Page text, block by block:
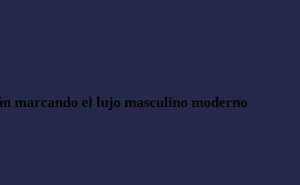
marcando el lujo masculino moderno